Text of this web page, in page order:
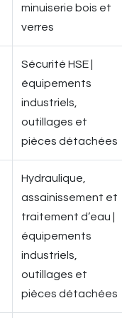
minuiserie bois et
verres
Sécurité HSE |
équipements
industriels,
outillages et
pièces détachées
Hydraulique,
assainissement et
traitement d’eau |
équipements
industriels,
outillages et
pièces détachées